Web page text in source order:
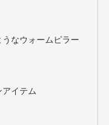
なウォームピラー
イテム